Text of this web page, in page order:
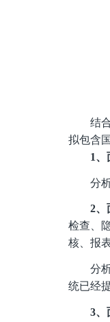
结
拟包含
1、
分
2、
检查、
核、报表
分
统已经
3、